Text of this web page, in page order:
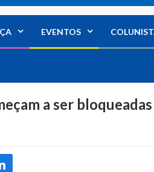
EVENTOS
a ser bloqueadas